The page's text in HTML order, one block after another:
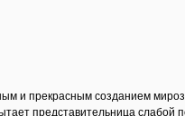
и прекрасным созданием
представительница